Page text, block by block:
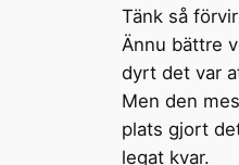
Tänk så
Ännu bättre
dyrt det var
Men den
plats gjort
legat kvar.